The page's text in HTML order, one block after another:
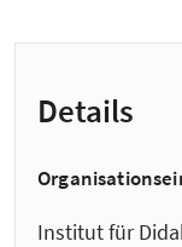
Details
Institut für